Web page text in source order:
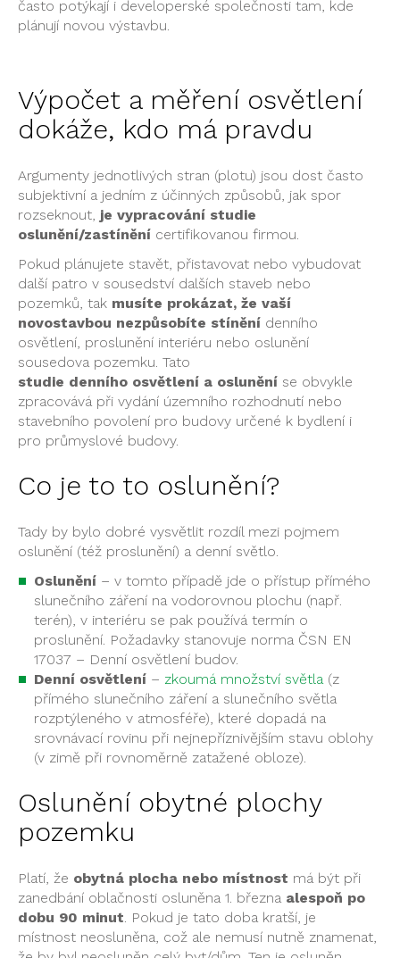
často potýkají i developerské společnosti tam, kde
plánují novou výstavbu.
Výpočet a měření osvětlení
dokáže, kdo má pravdu
Argumenty jednotlivých stran (plotu) jsou dost často
subjektivní a jedním z účinných způsobů, jak spor
rozseknout, je vypracování studie
oslunění/zastínění certifikovanou firmou.
Pokud plánujete stavět, přistavovat nebo vybudovat
další patro v sousedství dalších staveb nebo
pozemků, tak musíte prokázat, že vaší
novostavbou nezpůsobíte stínění denního
osvětlení, proslunění interiéru nebo oslunění
sousedova pozemku. Tato
studie denního osvětlení a oslunění se obvykle
zpracovává při vydání územního rozhodnutí nebo
stavebního povolení pro budovy určené k bydlení i
pro průmyslové budovy.
Co je to to oslunění?
Tady by bylo dobré vysvětlit rozdíl mezi pojmem
oslunění (též proslunění) a denní světlo.
Oslunění – v tomto případě jde o přístup přímého
slunečního záření na vodorovnou plochu (např.
terén), v interiéru se pak používá termín o
proslunění. Požadavky stanovuje norma ČSN EN
17037 – Denní osvětlení budov.
Denní osvětlení – zkoumá množství světla (z
přímého slunečního záření a slunečního světla
rozptýleného v atmosféře), které dopadá na
srovnávací rovinu při nejnepříznivějším stavu oblohy
(v zimě při rovnoměrně zatažené obloze).
Oslunění obytné plochy
pozemku
Platí, že obytná plocha nebo místnost má být při
zanedbání oblačnosti osluněna 1. března alespoň po
dobu 90 minut. Pokud je tato doba kratší, je
místnost neosluněna, což ale nemusí nutně znamenat,